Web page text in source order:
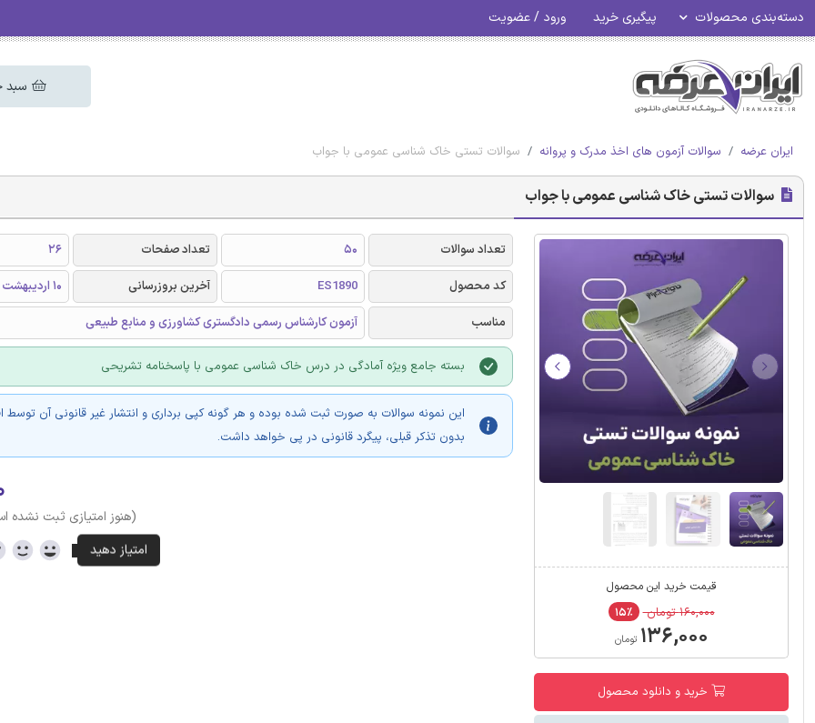
دسته‌بندی محصولات پیگیری خرید ورود / عضویت
سبد
ایران عرضه سوالات آزمون های اخذ مدرک و پروانه سوالات تستی خاک شناسی عمومی با جواب
سوالات تستی خاک شناسی عمومی با جواب
قیمت خرید این محصول
۱۶۰,۰۰۰ تومان ۱۵٪
۱۳۶,۰۰۰ تومان
خرید و دانلود محصول
تعداد سوالات 50 تعداد صفحات
26
کد محصول
ES1890 آخرین بروزرسانی
10 اردیبهشت 1405
مناسب
آزمون کارشناس رسمی دادگستری کشاورزی و منابع طبیعی
بسته جامع ویژه آمادگی در درس خاک شناسی عمومی با پاسخنامه تشریحی
این نمونه سوالات به صورت ثبت شده بوده و هر گونه کپی برداری و انتشار غیر قانونی آن توسط
بدون تذکر قبلی، پیگرد قانونی در پی خواهد داشت.
(هنوز امتیازی ثبت نشده